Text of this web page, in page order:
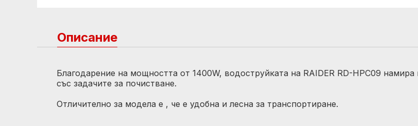
Описание
Благодарение на мощността от 1400W, водоструйката на RAIDER RD-HPC09
със задачите за почистване.
Отличително за модела е , че е удобна и лесна за транспортиране.